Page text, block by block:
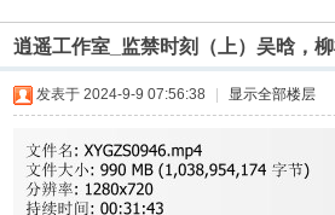
逍遥工作室_监禁时刻（上）吴晗，
发表于 2024-9-9 07:56:38 显示全部楼层